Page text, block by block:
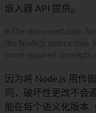
嵌入器 API 提供。
因为将 Node.js 用作
同，破坏性更改不会
能在每个语义化版本